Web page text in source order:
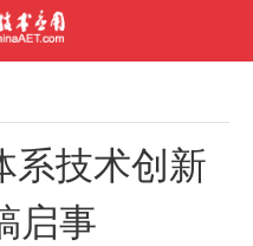
系技术创新
启事